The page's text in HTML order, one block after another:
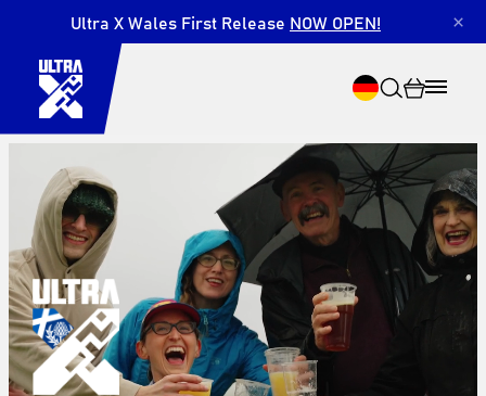
Ultra X Wales First Release NOW OPEN! ×
Suche